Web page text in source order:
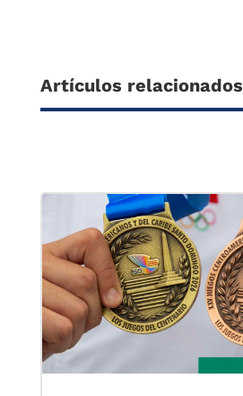
Artículos relacionados